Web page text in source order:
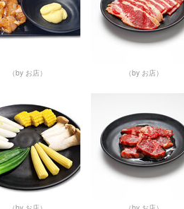
（by お店） （by お店）